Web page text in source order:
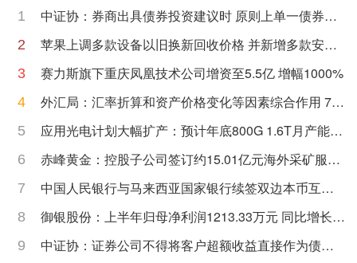
1
中证协：券商出具债券投资建议时 原则上单一债券投
顾账户持仓规模不超过25%
2
苹果上调多款设备以旧换新回收价格 并新增多款安卓
机型
3 赛力斯旗下重庆凤凰技术公司增资至5.5亿 增幅1000%
4
外汇局：汇率折算和资产价格变化等因素综合作用 7月
外汇储备规模上升
5
应用光电计划大幅扩产：预计年底800G 1.6T月产能达
到约65万个单位
6
赤峰黄金：控股子公司签订约15.01亿元海外采矿服务
合同
7
中国人民银行与马来西亚国家银行续签双边本币互换
协议
8
御银股份：上半年归母净利润1213.33万元 同比增长
14.25%
9
中证协：证券公司不得将客户超额收益直接作为债券